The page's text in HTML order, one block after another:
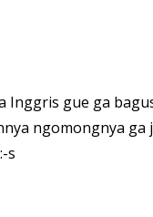
Inggris gue ga
ngomongnya
s